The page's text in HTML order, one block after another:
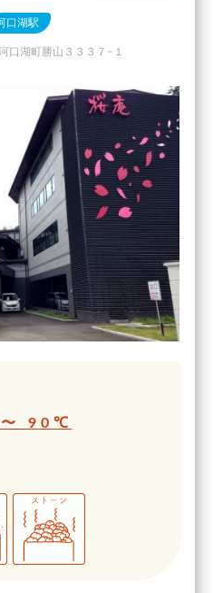
口湖駅
口湖町勝山３３３７−１
90℃